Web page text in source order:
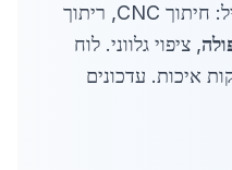
במפעל בעפולה, ייצור מתחיל: חיתוך CNC, ריתוך
, ציפוי גלווני. לוח
בדיקות איכות. עדכונים